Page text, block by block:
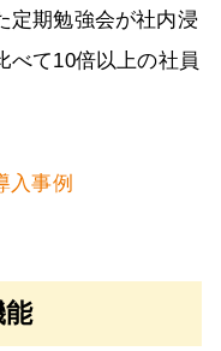
定期勉強会が社内浸
べて10倍以上の社員
入事例